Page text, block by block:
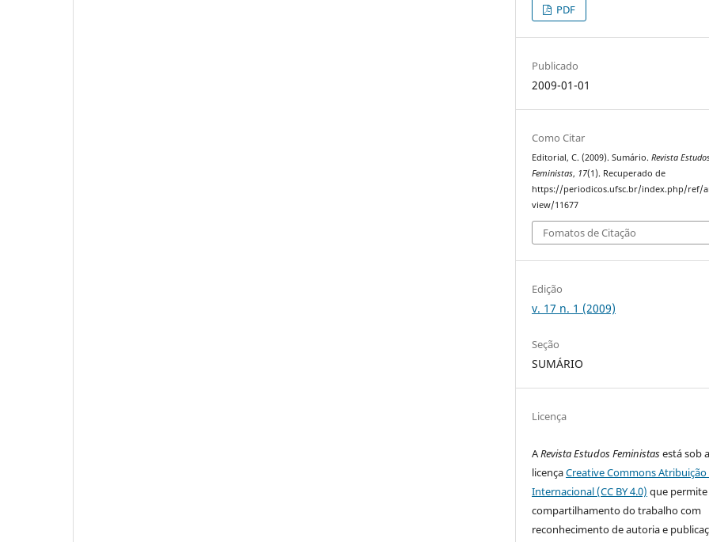
PDF
Publicado
2009-01-01
Como Citar
Editorial, C. (2009). Sumário.Revista
Feministas, 17(1). Recuperado de
https://periodicos.ufsc.br/index.php/ref/
view/11677
Fomatos de Citação
Edição
v. 17 n. 1 (2009)
Seção
SUMÁRIO
Licença
ARevista Estudos Feministasestá sob a
licençaCreative Commons Atribuição
Internacional (CC BY 4.0) que
compartilhamento do trabalho com
reconhecimento de autoria e